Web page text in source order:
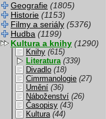
Geografie (1805)
Historie (1153)
Filmy a seriály (5376)
Hudba (1199)
Kultura a knihy (1290)
Knihy (615)
Literatura (339)
Divadlo (18)
Cimrmanologie (27)
Umění (36)
Náboženství (26)
Časopisy (43)
Kultura (44)